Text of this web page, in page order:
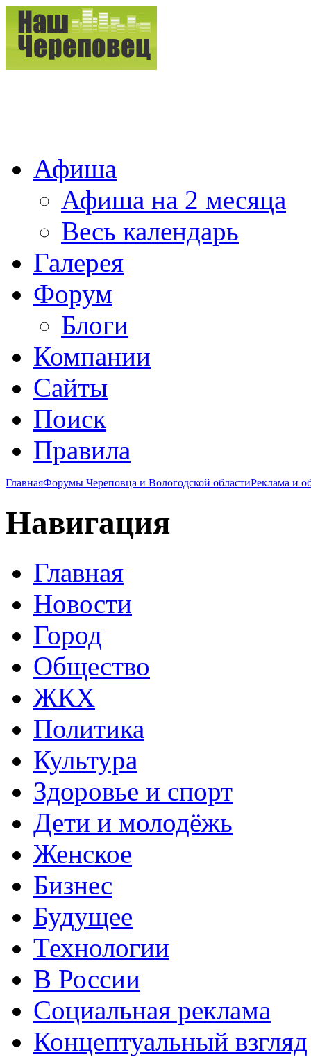
Афиша
Афиша на 2 месяца
Весь календарь
Галерея
Форум
Блоги
Компании
Сайты
Поиск
Правила
ГлавнаяФорумы Череповца и Вологодской областиРеклама и
Навигация
Главная
Новости
Город
Общество
ЖКХ
Политика
Культура
Здоровье и спорт
Дети и молодёжь
Женское
Бизнес
Будущее
Технологии
В России
Социальная реклама
Концептуальный взгляд